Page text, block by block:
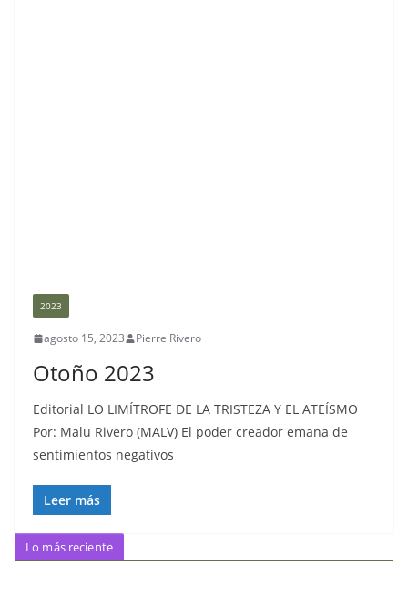
2023
agosto 15, 2023 Pierre Rivero
Otoño 2023
Editorial LO LIMÍTROFE DE LA TRISTEZA Y EL ATEÍSMO
Por: Malu Rivero (MALV) El poder creador emana de
sentimientos negativos
Leer más
Lo más reciente